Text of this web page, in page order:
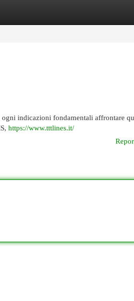
indicazioni fondamentali affrontare
https://www.tttlines.it/